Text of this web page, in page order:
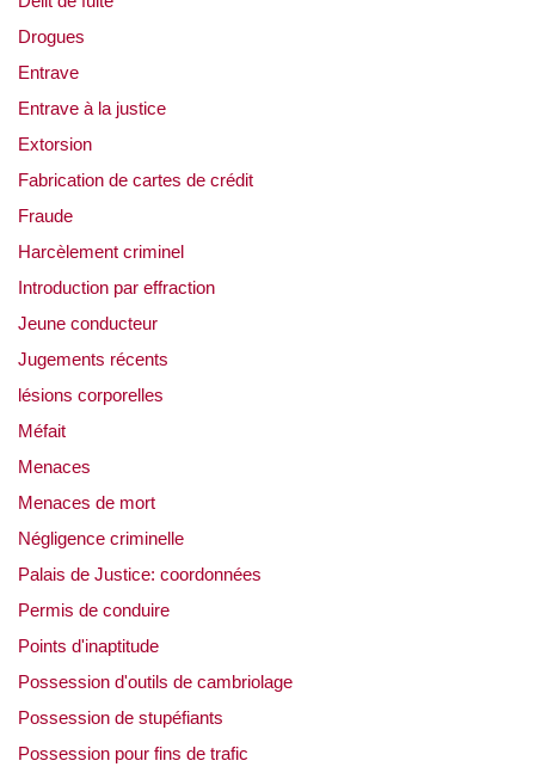
Drogues
Entrave
Entrave à la justice
Extorsion
Fabrication de cartes de crédit
Fraude
Harcèlement criminel
Introduction par effraction
Jeune conducteur
Jugements récents
lésions corporelles
Méfait
Menaces
Menaces de mort
Négligence criminelle
Palais de Justice: coordonnées
Permis de conduire
Points d'inaptitude
Possession d'outils de cambriolage
Possession de stupéfiants
Possession pour fins de trafic